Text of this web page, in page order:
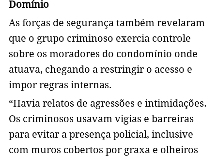
Domínio
As forças de segurança também revelaram
que o grupo criminoso exercia controle
sobre os moradores do condomínio onde
atuava, chegando a restringir o acesso e
impor regras internas.
“Havia relatos de agressões e intimidações.
Os criminosos usavam vigias e barreiras
para evitar a presença policial, inclusive
com muros cobertos por graxa e olheiros